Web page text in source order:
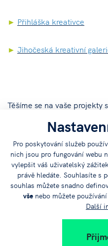
Pro poskytování služeb
nich jsou pro fungování webu
vylepšit váš uživatelský
právě hledáte. Souhlasíte s
souhlas můžete snadno
všenebo můžete
Další
► Přihláška kreativce
► Jihočeská kreativní
Těšíme se na vaše projekty
Tým Jihočeského
www.jvtp.cz |
Program Jihočeské